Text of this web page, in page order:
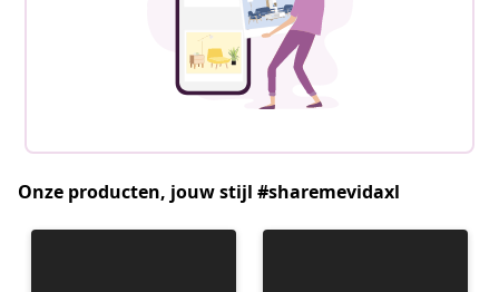
Onze producten, jouw stijl #sharemevidaxl